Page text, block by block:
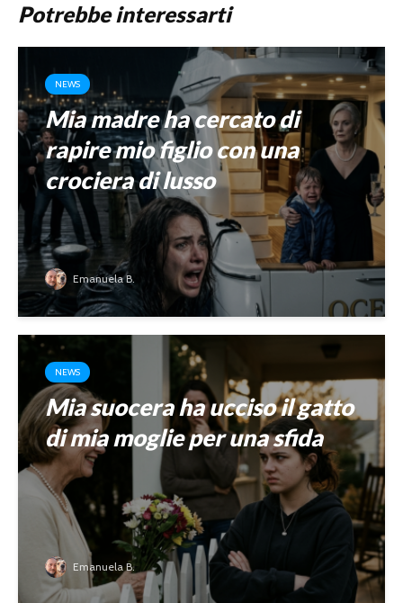
Potrebbe interessarti
NEWS
Mia madre ha cercato di
rapire mio figlio con una
crociera di lusso
Emanuela B.
NEWS
Mia suocera ha ucciso il gatto
di mia moglie per una sfida
Emanuela B.